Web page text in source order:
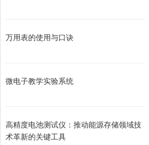
万用表的使用与口诀
微电子教学实验系统
高精度电池测试仪：推动能源存储领域技
术革新的关键工具